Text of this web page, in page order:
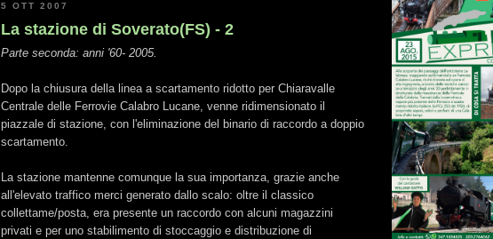
5 OTT 2007
La stazione di Soverato(FS) - 2
Parte seconda: anni '60- 2005.
Dopo la chiusura della linea a scartamento ridotto per Chiaravalle
Centrale delle Ferrovie Calabro Lucane, venne ridimensionato il
piazzale di stazione, con l'eliminazione del binario di raccordo a doppio
scartamento.
La stazione mantenne comunque la sua importanza, grazie anche
all'elevato traffico merci generato dallo scalo: oltre il classico
collettame/posta, era presente un raccordo con alcuni magazzini
privati e per uno stabilimento di stoccaggio e distribuzione di